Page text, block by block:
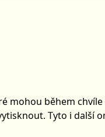
mohou během
Tyto i další